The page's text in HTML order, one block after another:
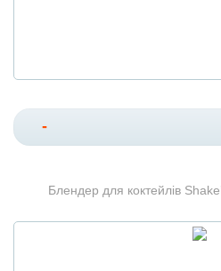
-
Блендер для коктейлів